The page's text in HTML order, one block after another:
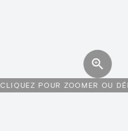
CLIQUEZ POUR ZOOMER OU